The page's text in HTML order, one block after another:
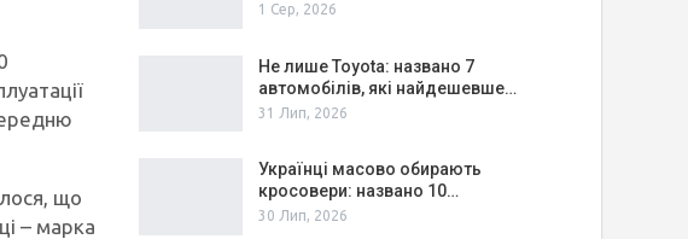
що
– марка
1 Сер, 2026
Не лише Toyota: названо 7
автомобілів, які найдешевше…
31 Лип, 2026
Українці масово обирають
кросовери: названо 10…
30 Лип, 2026